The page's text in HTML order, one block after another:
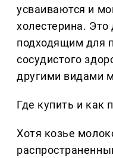
усваиваются и
холестерина. Это
подходящим для
сосудистого
другими видами
Где купить и как
Хотя козье